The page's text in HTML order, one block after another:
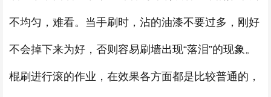
不均匀，难看。当手刷时，沾的油漆不要过多，刚好
不会掉下来为好，否则容易刷墙出现“落泪”的现象。
棍刷进行滚的作业，在效果各方面都是比较普通的，